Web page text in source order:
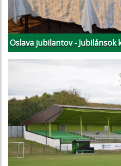
Oslava jubilantov - Jubilánsok